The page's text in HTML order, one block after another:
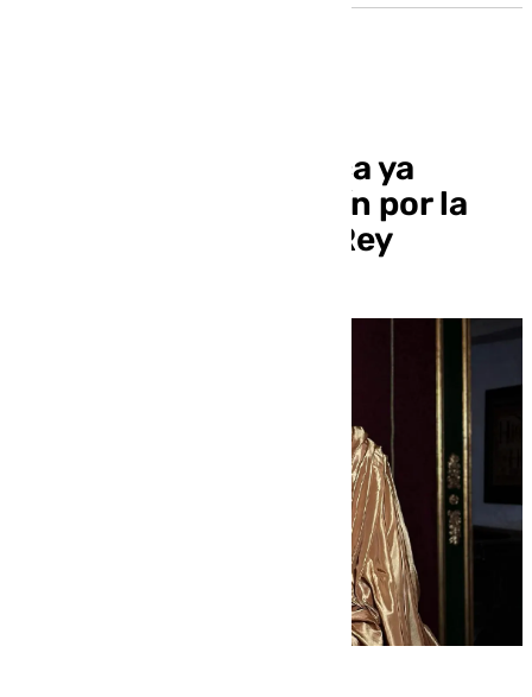
El Señor de la Pollinica ya
espera en San Agustín por la
festividad de Cristo Rey